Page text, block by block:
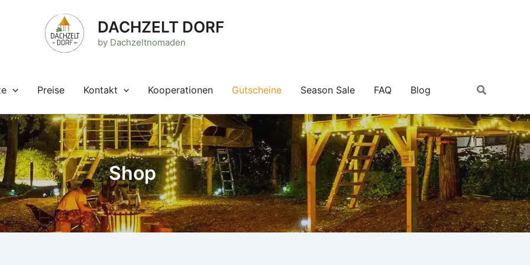
DACHZELT DORF
by Dachzeltnomaden
Preise Kontakt Kooperationen Gutscheine Season Sale FAQ Blog Suchen
Shop